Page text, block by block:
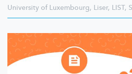
University of Luxembourg, Liser, LIST,